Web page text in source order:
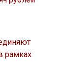
рамках